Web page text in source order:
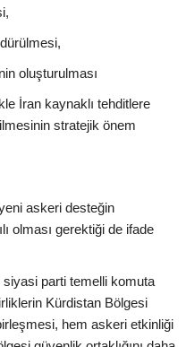
oluşturulması
İran kaynaklı tehditlere
stratejik önem
askeri desteğin
olması gerektiği de ifade
parti temelli komuta
Kürdistan Bölgesi
hem askeri etkinliği